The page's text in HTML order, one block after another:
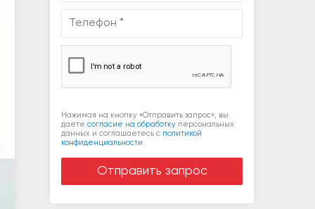
Нажимая на кнопку «Отправить запрос», вы
даете согласие на обработку персональных
данных и соглашаетесь c политикой
конфиденциальности